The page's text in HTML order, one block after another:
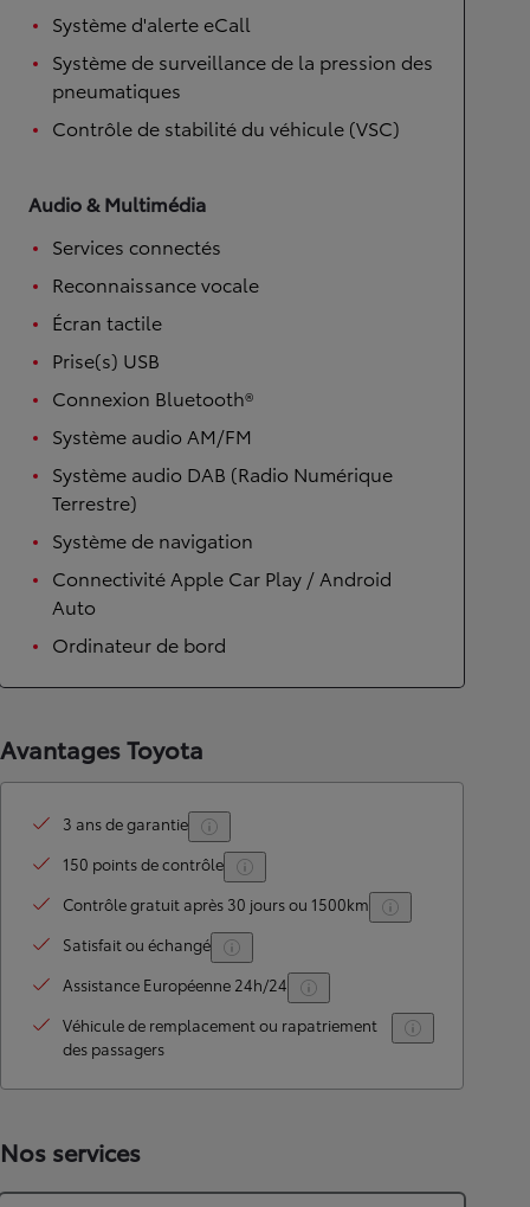
Système d'alerte eCall
Système de surveillance de la pression des
pneumatiques
Contrôle de stabilité du véhicule (VSC)
Audio & Multimédia
Services connectés
Reconnaissance vocale
Écran tactile
Prise(s) USB
Connexion Bluetooth®
Système audio AM/FM
Système audio DAB (Radio Numérique
Terrestre)
Système de navigation
Connectivité Apple Car Play / Android
Auto
Ordinateur de bord
Avantages Toyota
3 ans de garantie
150 points de contrôle
Contrôle gratuit après 30 jours ou 1500km
Satisfait ou échangé
Assistance Européenne 24h/24
Véhicule de remplacement ou rapatriement
des passagers
Nos services